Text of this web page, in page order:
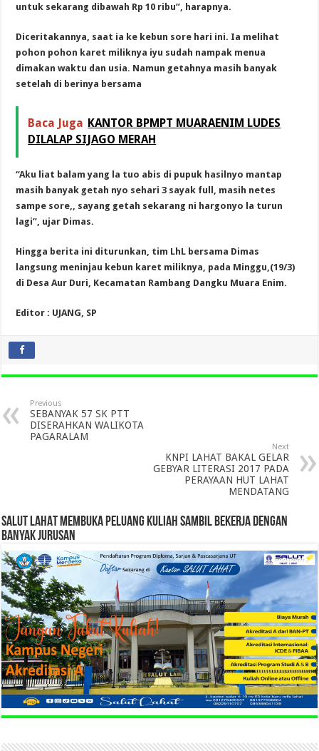
untuk sekarang dibawah Rp 10 ribu”, harapnya.
Diceritakannya, saat ia ke kebun sore hari ini. Ia melihat
pohon pohon karet miliknya iyu sudah nampak menua
dimakan waktu dan usia. Namun getahnya masih banyak
setelah di berinya bersama
Baca Juga KANTOR BPMPT MUARAENIM LUDES
DILALAP SIJAGO MERAH
“Aku liat balam yang la tuo abis di pupuk hasilnyo mantap
masih banyak getah nyo sehari 3 sayak full, masih netes
sampe sore,, sayang getah sekarang ni hargonyo la turun
lagi”, ujar Dimas.
Hingga berita ini diturunkan, tim LhL bersama Dimas
langsung meninjau kebun karet miliknya, pada Minggu,(19/3)
di Desa Aur Duri, Kecamatan Rambang Dangku Muara Enim.
Editor : UJANG, SP
Previous
SEBANYAK 57 SK PTT
DISERAHKAN WALIKOTA
PAGARALAM
Next
KNPI LAHAT BAKAL GELAR
GEBYAR LITERASI 2017 PADA
PERAYAAN HUT LAHAT
MENDATANG
SALUT LAHAT MEMBUKA PELUANG KULIAH SAMBIL BEKERJA DENGAN
BANYAK JURUSAN